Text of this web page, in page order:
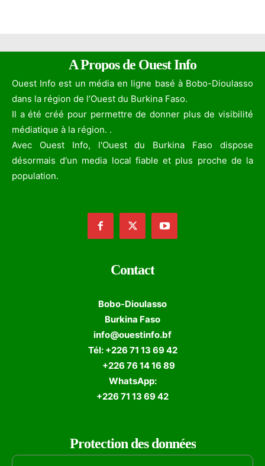
A Propos de Ouest Info
Ouest Info est un média en ligne basé à Bobo-Dioulasso
dans la région de l’Ouest du Burkina Faso.
Il a été créé pour permettre de donner plus de visibilité
médiatique à la région. .
Avec Ouest Info, l'Ouest du Burkina Faso dispose
désormais d'un media local fiable et plus proche de la
population.
Contact
Bobo-Dioulasso
Burkina Faso
info@ouestinfo.bf
Tél: +226 71 13 69 42
+226 76 14 16 89
WhatsApp:
+226 71 13 69 42
Protection des données